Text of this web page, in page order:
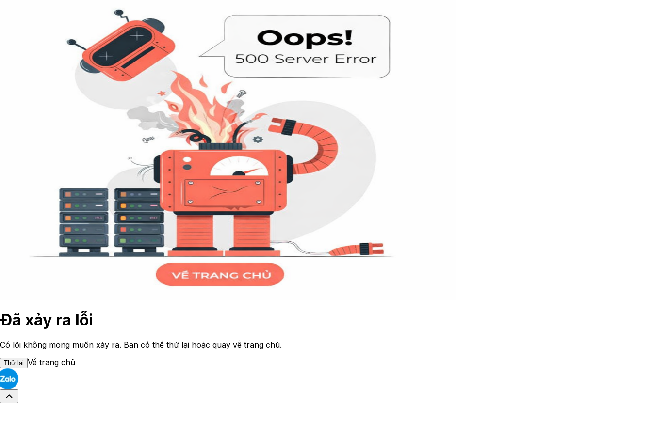
Đã xảy ra lỗi
Có lỗi không mong muốn xảy ra. Bạn có thể thử lại hoặc quay về trang chủ.
Thử lại Về trang chủ